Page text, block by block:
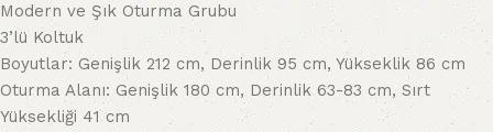
Modern ve Şık Oturma Grubu
3’lü Koltuk
Boyutlar: Genişlik 212 cm, Derinlik 95 cm, Yükseklik 86 cm
Oturma Alanı: Genişlik 180 cm, Derinlik 63-83 cm, Sırt
Yüksekliği 41 cm